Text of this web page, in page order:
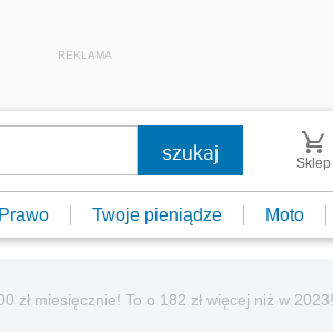
REKLAMA
Sklep
Prawo Twoje pieniądze Moto
zł miesięcznie! To o 182 zł więcej niż w 2023!